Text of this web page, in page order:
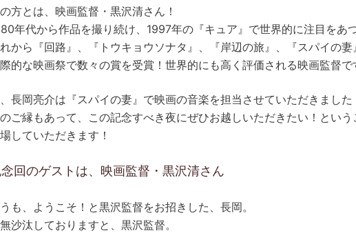
方とは、映画監督・黒沢清さん！
年代から作品を撮り続け、1997年の『キュア』で世界的に注目をあつ
から『回路』、『トウキョウソナタ』、『岸辺の旅』、『スパイの妻
的な映画祭で数々の賞を受賞！世界的にも高く評価される映画監督で
長岡亮介は『スパイの妻』で映画の音楽を担当させていただきました
ご縁もあって、この記念すべき夜にぜひお越しいただきたい！とい
していただきます！
回のゲストは、映画監督・黒沢清さん
も、ようこそ！と黒沢監督をお招きした、長岡。
沙汰しておりますと、黒沢監督。